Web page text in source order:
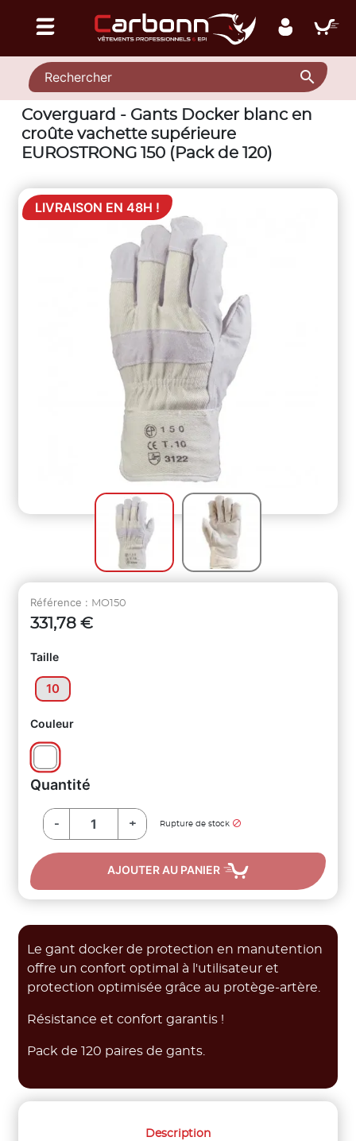

Coverguard - Gants Docker blanc en
croûte vachette supérieure
EUROSTRONG 150 (Pack de 120)
LIVRAISON EN 48H !
Référence : MO150
331,78 €
Taille
10
Couleur
Quantité
- + 
Rupture de stock
AJOUTER AU PANIER
Le gant docker de protection en manutention
offre un confort optimal à l'utilisateur et
protection optimisée grâce au protège-artère.
Résistance et confort garantis !
Pack de 120 paires de gants.
Description